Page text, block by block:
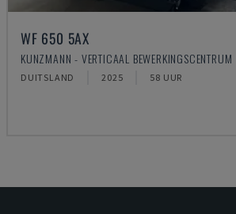
WF 650 5AX
KUNZMANN - VERTICAAL BEWERKINGSCENTRUM
DUITSLAND 2025 58 UUR